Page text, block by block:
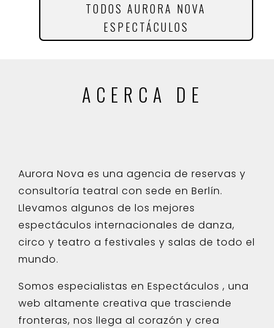
TODOS AURORA NOVA
ESPECTÁCULOS
ACERCA DE
Aurora Nova es una agencia de reservas y
consultoría teatral con sede en Berlín.
Llevamos algunos de los mejores
espectáculos internacionales de danza,
circo y teatro a festivales y salas de todo el
mundo.
Somos especialistas en Espectáculos , una
web altamente creativa que trasciende
fronteras, nos llega al corazón y crea